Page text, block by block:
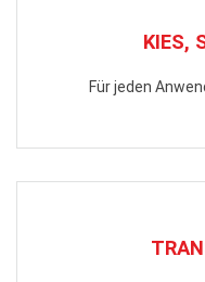
KIES,
Für jeden